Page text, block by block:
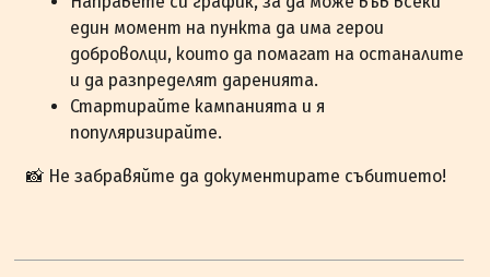
един момент на пункта да има герои
доброволци, които да помагат на останалите
и да разпределят даренията.
Стартирайте кампанията и я
популяризирайте.
📸 Не забравяйте да документирате събитието!